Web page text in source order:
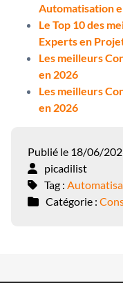
Automatisation
Le Top 10 des
Experts en
Les meilleurs
en 2026
Les meilleurs
en 2026
Publié le 18/06/
picadilist
Tag :
Catégorie :